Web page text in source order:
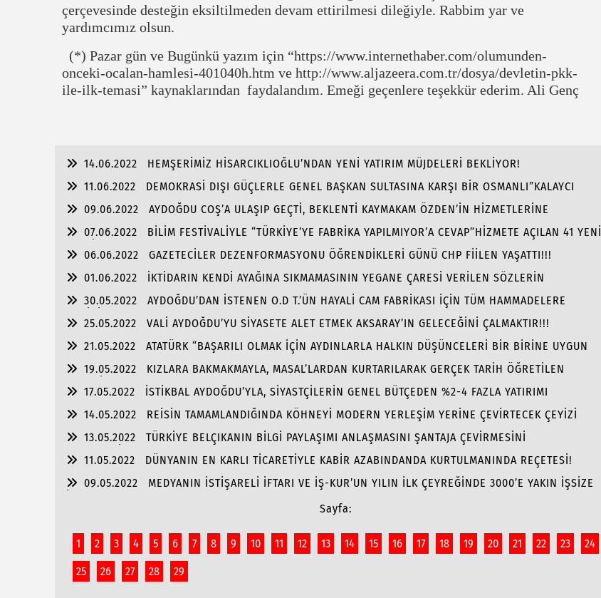
çerçevesinde desteğin eksiltilmeden devam ettirilmesi dileğiyle. Rabbim yar ve
yardımcımız olsun.
(*) Pazar gün ve Bugünkü yazım için “https://www.internethaber.com/olumunden-
onceki-ocalan-hamlesi-401040h.htm ve http://www.aljazeera.com.tr/dosya/devletin-pkk-
ile-ilk-temasi” kaynaklarından faydalandım. Emeği geçenlere teşekkür ederim. Ali Genç
14.06.2022
HEMŞERİMİZ HİSARCIKLIOĞLU’NDAN YENİ YATIRIM MÜJDELERİ BEKLİYOR!
11.06.2022
DEMOKRASİ DIŞI GÜÇLERLE GENEL BAŞKAN SULTASINA KARŞI BİR OSMANLI”KALAYCI
09.06.2022
AYDOĞDU COŞ’A ULAŞIP GEÇTİ, BEKLENTİ KAYMAKAM ÖZDEN’İN HİZMETLERİNE
07.06.2022
BİLİM FESTİVALİYLE “TÜRKİYE’YE FABRİKA YAPILMIYOR’A CEVAP”HİZMETE AÇILAN 41 YENİ
06.06.2022
GAZETECİLER DEZENFORMASYONU ÖĞRENDİKLERİ GÜNÜ CHP FİİLEN YAŞATTI!!!
01.06.2022
İKTİDARIN KENDİ AYAĞINA SIKMAMASININ YEGANE ÇARESİ VERİLEN SÖZLERİN
30.05.2022
AYDOĞDU’DAN İSTENEN O.D T.’ÜN HAYALİ CAM FABRİKASI İÇİN TÜM HAMMADELERE
25.05.2022
VALİ AYDOĞDU’YU SİYASETE ALET ETMEK AKSARAY’IN GELECEĞİNİ ÇALMAKTIR!!!
21.05.2022
ATATÜRK “BAŞARILI OLMAK İÇİN AYDINLARLA HALKIN DÜŞÜNCELERİ BİR BİRİNE UYGUN
19.05.2022
KIZLARA BAKMAKMAYLA, MASAL’LARDAN KURTARILARAK GERÇEK TARİH ÖĞRETİLEN
17.05.2022
İSTİKBAL AYDOĞDU’YLA, SİYASTÇİLERİN GENEL BÜTÇEDEN %2-4 FAZLA YATIRIMI
14.05.2022
REİSİN TAMAMLANDIĞINDA KÖHNEYİ MODERN YERLEŞİM YERİNE ÇEVİRTECEK ÇEYİZİ
13.05.2022
TÜRKİYE BELÇIKANIN BİLGİ PAYLAŞIMI ANLAŞMASINI ŞANTAJA ÇEVİRMESİNİ
11.05.2022
DÜNYANIN EN KARLI TİCARETİYLE KABİR AZABINDANDA KURTULMANINDA REÇETESİ!
09.05.2022
MEDYANIN İSTİŞARELİ İFTARI VE İŞ-KUR’UN YILIN İLK ÇEYREĞİNDE 3000’E YAKIN İŞSİZE
Sayfa:
1 2 3 4 5 6 7 8 9 10 11 12 13 14 15 16 17 18 19 20 21 22 23 24
25 26 27 28 29